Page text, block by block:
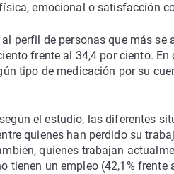
emocional o satisfacción
al perfil de personas que más
frente al 34,4 por ciento.
tipo de medicación por su
el estudio, las diferentes
quienes han perdido su
quienes trabajan
tienen un empleo (42,1% frente